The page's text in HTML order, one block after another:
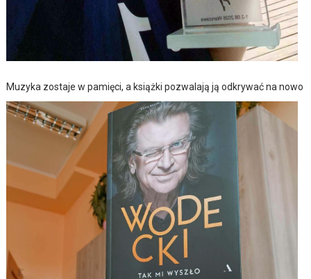
Muzyka zostaje w pamięci, a książki pozwalają ją odkrywać na nowo